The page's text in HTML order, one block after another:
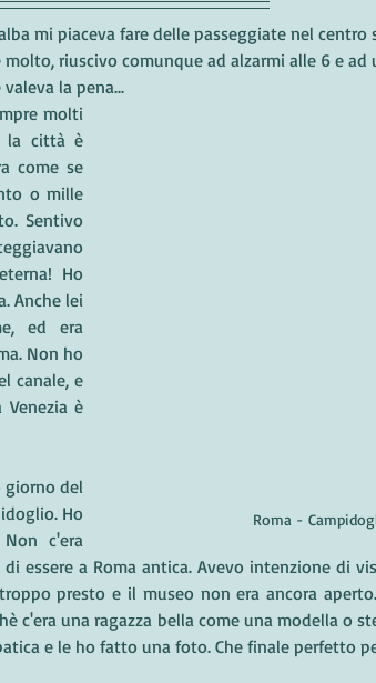
mi piaceva fare delle passeggiate nel centro
riuscivo comunque ad alzarmi alle 6 e ad
la pena...
Roma -
la città è
come se
o mille
Sentivo
Ho
Anche lei
ed era
Non ho
canale, e
è
Ho
c'era
essere a Roma antica. Avevo intenzione di
presto e il museo non era ancora
c'era una ragazza bella come una modella o
e le ho fatto una foto. Che finale perfetto